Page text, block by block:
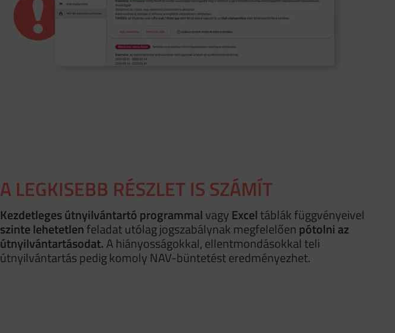
A LEGKISEBB RÉSZLET IS SZÁMÍT
Kezdetleges útnyilvántartó programmalvagyExceltáblák függvényeivel
szinte lehetetlenfeladat utólag jogszabálynak megfelelőenpótolni az
útnyilvántartásodat.A hiányosságokkal, ellentmondásokkal teli
útnyilvántartás pedig komoly NAV-büntetést eredményezhet.